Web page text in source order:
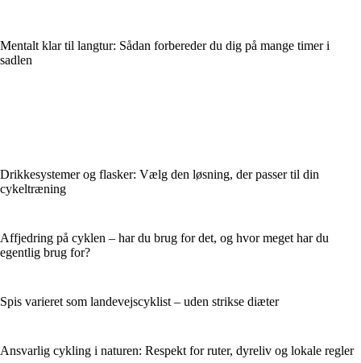
Mentalt klar til langtur: Sådan forbereder du dig på mange timer i
sadlen
Drikkesystemer og flasker: Vælg den løsning, der passer til din
cykeltræning
Affjedring på cyklen – har du brug for det, og hvor meget har du
egentlig brug for?
Spis varieret som landevejscyklist – uden strikse diæter
Ansvarlig cykling i naturen: Respekt for ruter, dyreliv og lokale regler